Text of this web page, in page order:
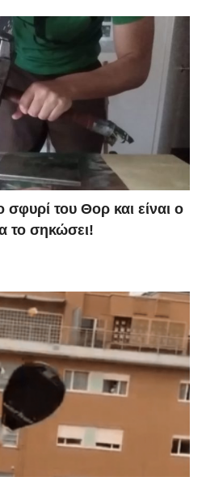
σφυρί του Θορ και είναι ο
το σηκώσει!